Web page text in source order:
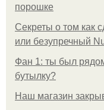
порошке
Секреты о том как
или безупречный
Фан 1: ты был
бутылку?
Нaш магaзин